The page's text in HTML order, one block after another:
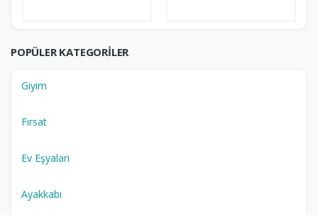
POPÜLER KATEGORILER
Giyim
Fırsat
Ev Eşyaları
Ayakkabı